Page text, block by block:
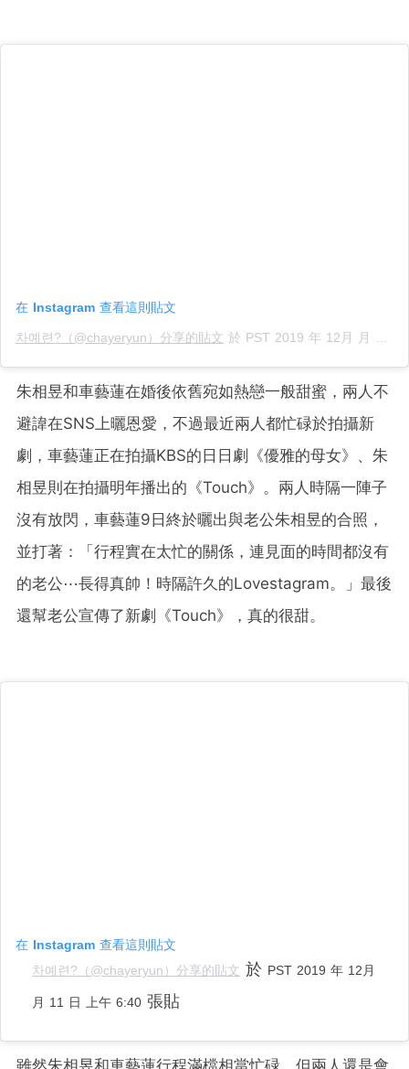
在 Instagram 查看這則貼文
차예련?（@chayeryun）分享的貼文 於 PST 2019 年 12月 月 7 日 下午 11:45
朱相昱和車藝蓮在婚後依舊宛如熱戀一般甜蜜，兩人不
避諱在SNS上曬恩愛，不過最近兩人都忙碌於拍攝新
劇，車藝蓮正在拍攝KBS的日日劇《優雅的母女》、朱
相昱則在拍攝明年播出的《Touch》。兩人時隔一陣子
沒有放閃，車藝蓮9日終於曬出與老公朱相昱的合照，
並打著：「行程實在太忙的關係，連見面的時間都沒有
的老公⋯長得真帥！時隔許久的Lovestagram。」最後
還幫老公宣傳了新劇《Touch》，真的很甜。
在 Instagram 查看這則貼文
차예련?（@chayeryun）分享的貼文 於 PST 2019 年 12月
月 11 日 上午 6:40 張貼